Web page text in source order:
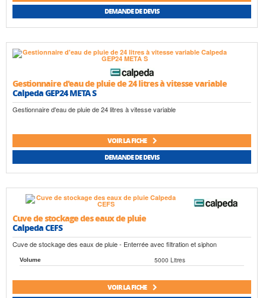
DEMANDE DE DEVIS
Gestionnaire d'eau de pluie de 24 litres à vitesse variable
Calpeda GEP24 META S
Gestionnaire d'eau de pluie de 24 litres à vitesse variable
VOIR LA FICHE
DEMANDE DE DEVIS
Cuve de stockage des eaux de pluie
Calpeda CEFS
Cuve de stockage des eaux de pluie - Enterrée avec filtration et siphon
Volume 5000 Litres
VOIR LA FICHE